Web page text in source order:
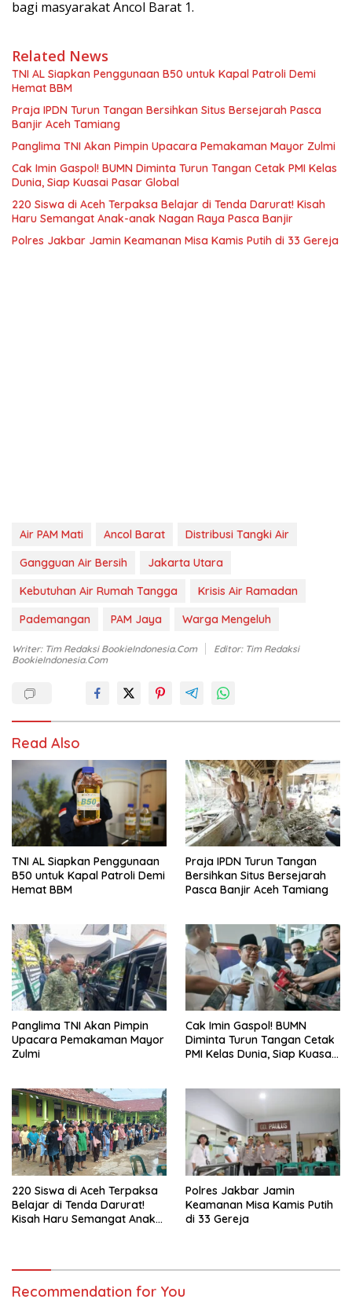
bagi masyarakat Ancol Barat 1.
Related News
TNI AL Siapkan Penggunaan B50 untuk Kapal Patroli Demi
Hemat BBM
Praja IPDN Turun Tangan Bersihkan Situs Bersejarah Pasca
Banjir Aceh Tamiang
Panglima TNI Akan Pimpin Upacara Pemakaman Mayor Zulmi
Cak Imin Gaspol! BUMN Diminta Turun Tangan Cetak PMI Kelas
Dunia, Siap Kuasai Pasar Global
220 Siswa di Aceh Terpaksa Belajar di Tenda Darurat! Kisah
Haru Semangat Anak-anak Nagan Raya Pasca Banjir
Polres Jakbar Jamin Keamanan Misa Kamis Putih di 33 Gereja
Air PAM Mati Ancol Barat
Distribusi Tangki Air
Gangguan Air Bersih
Jakarta Utara
Kebutuhan Air Rumah Tangga
Krisis Air Ramadan
Pademangan
PAM Jaya Warga Mengeluh
Writer: Tim Redaksi BookieIndonesia.com
Editor: Tim Redaksi
BookieIndonesia.com
Read Also
TNI AL Siapkan Penggunaan
B50 untuk Kapal Patroli Demi
Hemat BBM
Praja IPDN Turun Tangan
Bersihkan Situs Bersejarah
Pasca Banjir Aceh Tamiang
Panglima TNI Akan Pimpin
Upacara Pemakaman Mayor
Zulmi
Cak Imin Gaspol! BUMN
Diminta Turun Tangan Cetak
PMI Kelas Dunia, Siap Kuasai
220 Siswa di Aceh Terpaksa
Belajar di Tenda Darurat!
Kisah Haru Semangat Anak-
Polres Jakbar Jamin
Keamanan Misa Kamis Putih
di 33 Gereja
Recommendation for You